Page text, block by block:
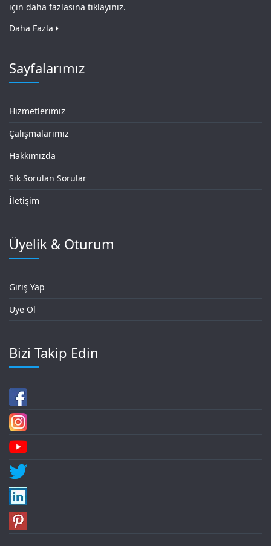
için daha fazlasına tıklayınız.
Daha Fazla
Sayfalarımız
Hizmetlerimiz
Çalışmalarımız
Hakkımızda
Sık Sorulan Sorular
İletişim
Üyelik & Oturum
Giriş Yap
Üye Ol
Bizi Takip Edin